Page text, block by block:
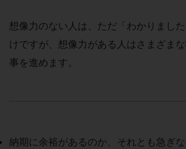
想像力のない人は、ただ「わかりまし
けですが、想像力がある人はさまざま
事を進めます。
納期に余裕があるのか、それとも急ぎ